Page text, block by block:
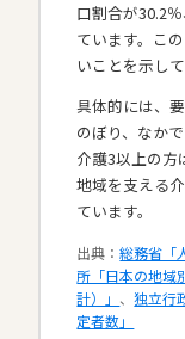
口割合が30.2
ています。こ
いことを示して
具体的には、
のぼり、なか
介護3以上の方
地域を支える
ています。​
出典：総務省「
所「日本の地域
計）」 、独立行
定者数」